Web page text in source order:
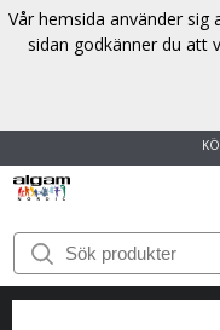
START
VARUMÄRKEN
Vår hemsida använder
sidan godkänner du att